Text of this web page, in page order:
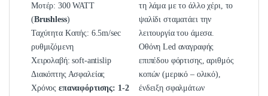
Μοτέρ: 300 WATT
(Brushless)
Ταχύτητα Κοπής: 6.5m/sec
ρυθμιζόμενη
Χειρολαβή: soft-antislip
Διακόπτης Ασφαλείας
Χρόνοςεπαναφόρτισης: 1-2
τη λάμα με το άλλο χέρι, το
ψαλίδι σταματάει την
λειτουργία του άμεσα.
Οθόνη Led αναγραφής
επιπέδου φόρτισης, αριθμός
κοπών (μερικό – ολικό),
ένδειξη σφαλμάτων